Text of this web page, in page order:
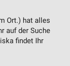
Ort.) hat alles
auf der Suche
findet Ihr